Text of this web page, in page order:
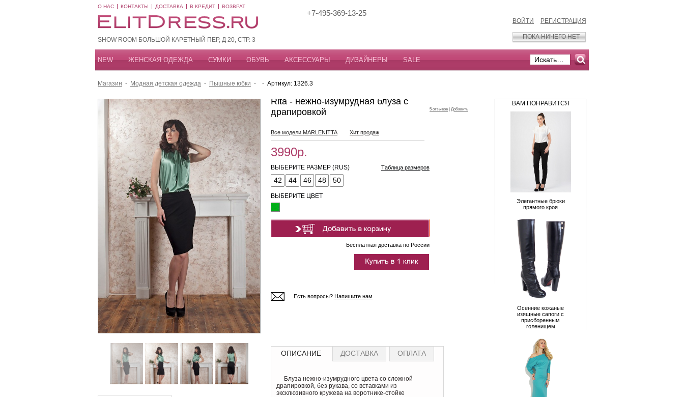
О НАС КОНТАКТЫ ДОСТАВКА В КРЕДИТ ВОЗВРАТ
SHOW ROOM БОЛЬШОЙ КАРЕТНЫЙ ПЕР, Д 20, СТР. 3
+7-495-369-13-25
ВОЙТИ РЕГИСТРАЦИЯ
ПОКА НИЧЕГО НЕТ
NEW ЖЕНСКАЯ ОДЕЖДА СУМКИ ОБУВЬ АКСЕССУАРЫ ДИЗАЙНЕРЫ SALE
Магазин - Модная детская одежда - Пышные юбки - - Артикул: 1326.3
ВАМ ПОНРАВИТСЯ
Элегантные брюки
прямого кроя
Осенние кожаные
изящные сапоги с
присборенным
голенищем
5 отзывов Добавить
Rita - нежно-изумрудная блуза с
драпировкой
Все модели MARLENITTA Хит продаж
3990р.
ВЫБЕРИТЕ РАЗМЕР (RUS) Таблица размеров
42 44 46 48 50
ВЫБЕРИТЕ ЦВЕТ
Бесплатная доставка по России
Есть вопросы? Напишите нам
ОПИСАНИЕ ДОСТАВКА ОПЛАТА
Блуза нежно-изумрудного цвета со сложной
драпировкой, без рукава, со вставками из
эксклюзивного кружева на воротнике-стойке